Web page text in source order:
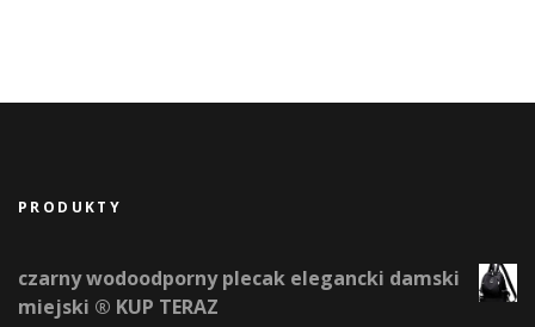
PRODUKTY
czarny wodoodporny plecak elegancki damski
miejski ® KUP TERAZ